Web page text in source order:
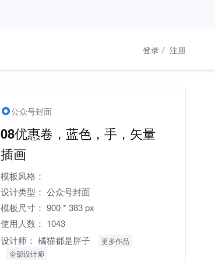
登录 / 注册
公众号封面
08优惠卷，蓝色，手，矢量
插画
模板风格：
设计类型： 公众号封面
模板尺寸： 900 * 383 px
使用人数： 1043
设计师： 橘猫都是胖子
更多作品
全部设计师